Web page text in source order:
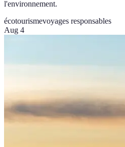
l'environnement.
écotourismevoyages responsables
Aug 4